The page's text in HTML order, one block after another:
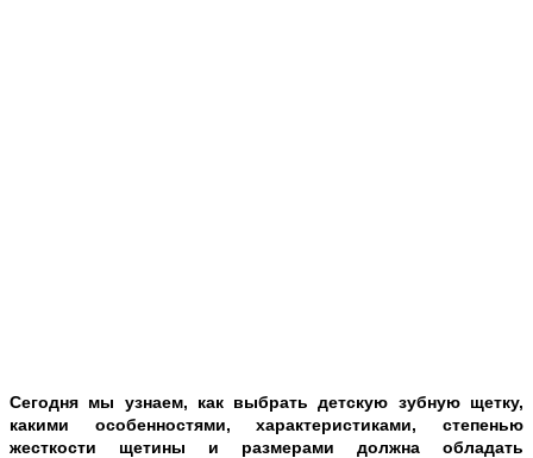
Сегодня мы узнаем, как выбрать детскую зубную щетку,
какими особенностями, характеристиками, степенью
жесткости щетины и размерами должна обладать